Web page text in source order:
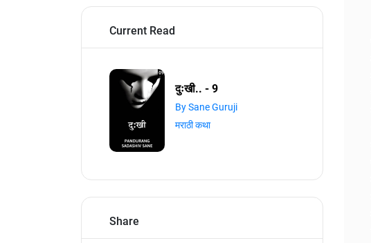
Current Read
दुःखी.. - 9
By Sane Guruji
मराठी कथा
Share